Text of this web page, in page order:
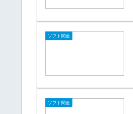
ソフト闇金
ソフト闇金